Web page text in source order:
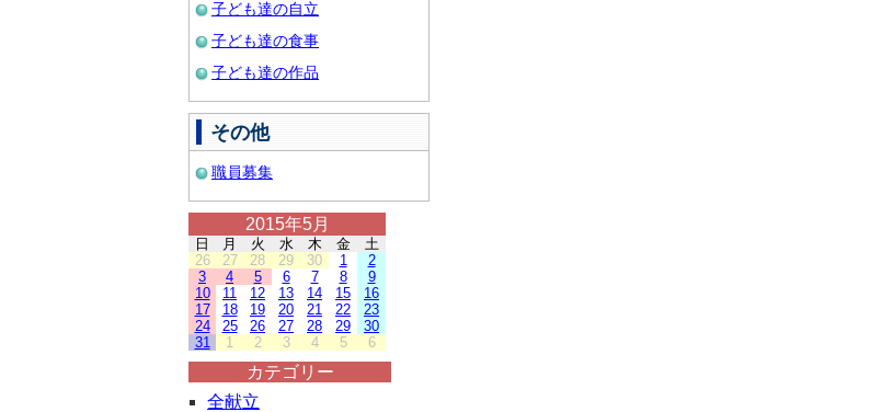
子ども達の自立
子ども達の食事
子ども達の作品
その他
職員募集
2015年5月
日 月 火 水 木 金
土
26
27 28 29 30 1
2
3
4 5 6 7 8
9
10
11 12 13 14 15
16
17
18 19 20 21 22
23
24
25 26 27 28 29
30
31
1 2 3 4 5 6
カテゴリー
全献立